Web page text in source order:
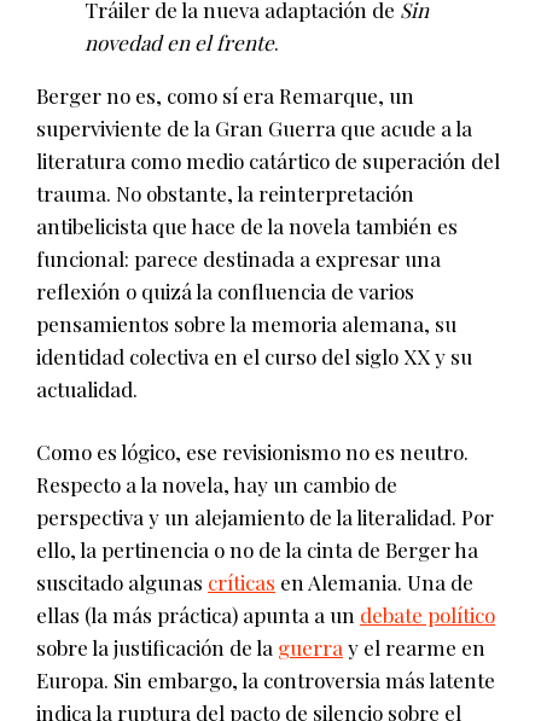
Tráiler de la nueva adaptación de Sin
novedad en el frente.
Berger no es, como sí era Remarque, un
superviviente de la Gran Guerra que acude a la
literatura como medio catártico de superación del
trauma. No obstante, la reinterpretación
antibelicista que hace de la novela también es
funcional: parece destinada a expresar una
reflexión o quizá la confluencia de varios
pensamientos sobre la memoria alemana, su
identidad colectiva en el curso del siglo XX y su
actualidad.
Como es lógico, ese revisionismo no es neutro.
Respecto a la novela, hay un cambio de
perspectiva y un alejamiento de la literalidad. Por
ello, la pertinencia o no de la cinta de Berger ha
suscitado algunas críticas en Alemania. Una de
ellas (la más práctica) apunta a un debate político
sobre la justificación de la guerra y el rearme en
Europa. Sin embargo, la controversia más latente
indica la ruptura del pacto de silencio sobre el